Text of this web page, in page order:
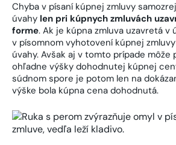
Chyba v písaní kúpnej zmluvy
úvahy len pri kúpnych zmluvách
forme. Ak je kúpna zmluva uzavretá
v písomnom vyhotovení kúpnej
úvahy. Avšak aj v tomto prípade môže
ohľadne výšky dohodnutej kúpnej
súdnom spore je potom len na
výške bola kúpna cena dohodnutá.